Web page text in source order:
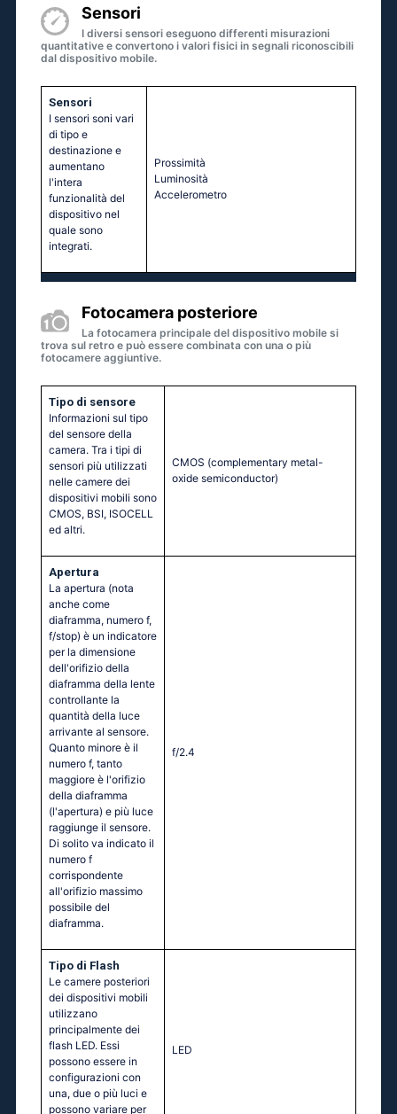
Sensori
I diversi sensori eseguono differenti misurazioni
quantitative e convertono i valori fisici in segnali riconoscibili
dal dispositivo mobile.
Sensori
I sensori soni vari
di tipo e
destinazione e
aumentano
l'intera
funzionalità del
dispositivo nel
quale sono
integrati.
Prossimità
Luminosità
Accelerometro
Fotocamera posteriore
La fotocamera principale del dispositivo mobile si
trova sul retro e può essere combinata con una o più
fotocamere aggiuntive.
Tipo di sensore
Informazioni sul tipo
del sensore della
camera. Tra i tipi di
sensori più utilizzati
nelle camere dei
dispositivi mobili sono
CMOS, BSI, ISOCELL
ed altri.
CMOS (complementary metal-
oxide semiconductor)
Apertura
La apertura (nota
anche come
diaframma, numero f,
f/stop) è un indicatore
per la dimensione
dell'orifizio della
diaframma della lente
controllante la
quantità della luce
arrivante al sensore.
Quanto minore è il
numero f, tanto
maggiore è l'orifizio
della diaframma
(l'apertura) e più luce
raggiunge il sensore.
Di solito va indicato il
numero f
corrispondente
all'orifizio massimo
possibile del
diaframma.
f/2.4
Tipo di Flash
Le camere posteriori
dei dispositivi mobili
utilizzano
principalmente dei
flash LED. Essi
possono essere in
configurazioni con
una, due o più luci e
possono variare per
LED